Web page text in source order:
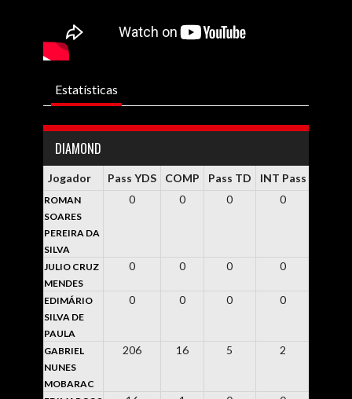
Estatísticas
DIAMOND
Jogador Pass YDS COMP Pass TD INT Pass
ROMAN
SOARES
PEREIRA DA
SILVA
0 0 0 0
JULIO CRUZ
MENDES
0 0 0 0
EDIMÁRIO
SILVA DE
PAULA
0 0 0 0
GABRIEL
NUNES
MOBARAC
206 16 5 2